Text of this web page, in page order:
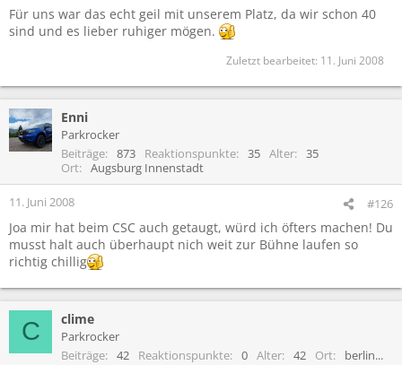
Für uns war das echt geil mit unserem Platz, da wir schon 40
sind und es lieber ruhiger mögen.
Zuletzt bearbeitet: 11. Juni 2008
Enni
Parkrocker
Beiträge
873 Reaktionspunkte 35 Alter
35
Ort
Augsburg Innenstadt
11. Juni 2008 #126
Joa mir hat beim CSC auch getaugt, würd ich öfters machen! Du
musst halt auch überhaupt nich weit zur Bühne laufen so
richtig chillig
C clime
Parkrocker
Beiträge
42 Reaktionspunkte 0 Alter 42 Ort berlin...